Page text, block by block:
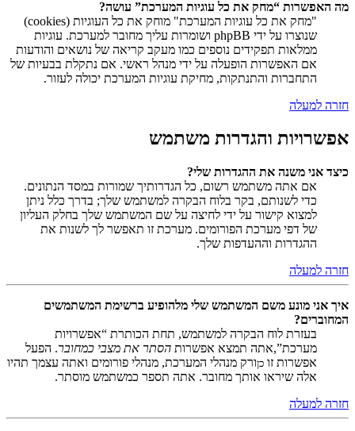
מה האפשרות “מחק את כל עוגיות המערכת” עושה?
"מחק את כל עוגיות המערכת" מוחק את כל העוגיות (cookies)
שנוצרו על ידי phpBB ושומרות עליך מחובר למערכת. עוגיות
ממלאות תפקידים נוספים כמו מעקב קריאה של נושאים והודעות
אם האפשרות הופעלה על ידי מנהל ראשי. אם נתקלת בבעיות של
התחברות והתנתקות, מחיקת עוגיות המערכת יכולה לעזור.
חזרה למעלה
אפשרויות והגדרות משתמש
כיצד אני משנה את ההגדרות שלי?
אם אתה משתמש רשום, כל הגדרותיך שמורות במסד הנתונים.
כדי לשנותם, בקר בלוח הבקרה למשתמש שלך; בדרך כלל ניתן
למצוא קישור על ידי לחיצה על שם המשתמש שלך בחלק העליון
של דפי מערכת הפורומים. מערכת זו תאפשר לך לשנות את
ההגדרות וההעדפות שלך.
חזרה למעלה
איך אני מונע משם המשתמש שלי מלהופיע ברשימת המשתמשים
המחוברים?
בעזרת לוח הבקרה למשתמש, תחת הכותרת “אפשרויות
מערכת”,אתה תמצא אפשרות הסתר את מצבי כמחובר. הפעל
אפשרות זו כןורק מנהלי המערכת, מנהלי פורומים ואתה עצמך תהיו
אלה שיראו אותך מחובר. אתה תספר כמשתמש מוסתר.
חזרה למעלה